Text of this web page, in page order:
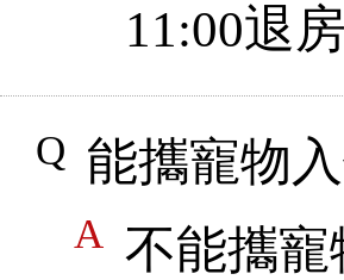
11:00退房
能攜寵物
不能攜